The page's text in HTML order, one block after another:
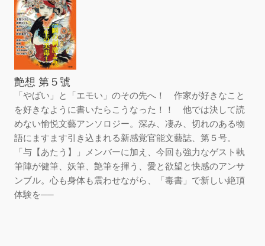
艶想 第５號
「やばい」と「エモい」のその先へ！ 作家が好きなこと
を好きなように書いたらこうなった！！ 他では決して読
めない愉悦文藝アンソロジー。深み、凄み、切れのある物
語にますます引き込まれる新感覚官能文藝誌、第５号。
「与【あたう】」メンバーに加え、今回も強力なゲスト執
筆陣が健筆、妖筆、艶筆を揮う、愛と欲望と快感のアンサ
ンブル。心も身体も震わせながら、「毒書」で新しい絶頂
体験を──